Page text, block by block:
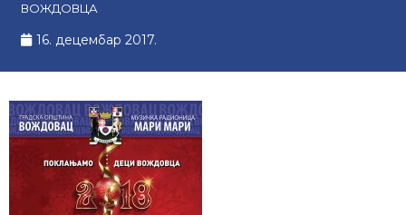
ВОЖДОВЦА
16. децембар 2017.